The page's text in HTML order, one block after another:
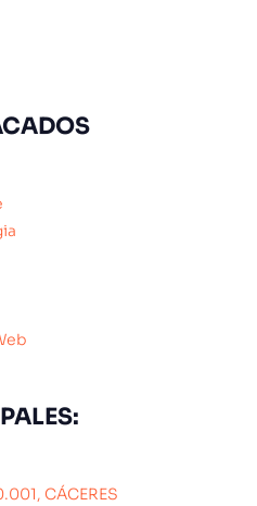
CÁCERES